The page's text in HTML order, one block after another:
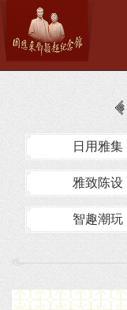
日用雅集
雅致陈设
智趣潮玩